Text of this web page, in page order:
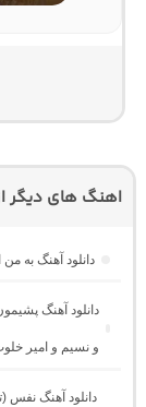
اهنگ های دیگر
دانلود آهنگ به
دانلود آهنگ
و نسیم و امیر
دانلود آهنگ